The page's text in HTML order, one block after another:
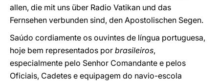
allen, die mit uns über Radio Vatikan und das
Fernsehen verbunden sind, den Apostolischen Segen.
Saúdo cordiamente os ouvintes de língua portuguesa,
hoje bem representados por brasileiros,
especialmente pelo Senhor Comandante e pelos
Oficiais, Cadetes e equipagem do navio-escola